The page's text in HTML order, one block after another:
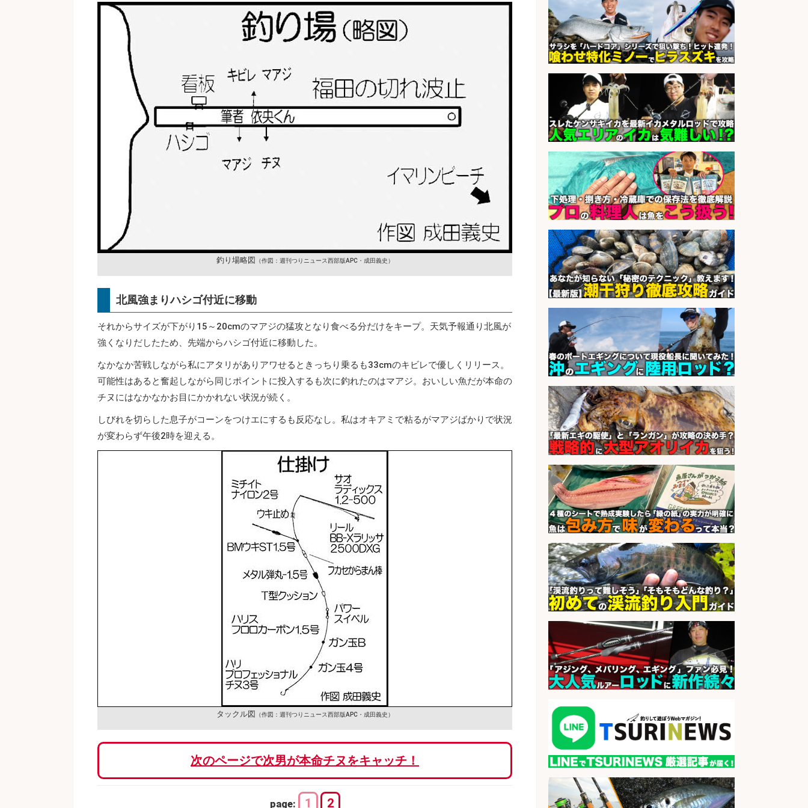
釣り場略図 （作図：週刊つりニュース西部版APC・成田義史）
北風強まりハシゴ付近に移動
それからサイズが下がり15～20cmのマアジの猛攻となり食べる分だけをキープ。天気予報通り北風が
強くなりだしたため、先端からハシゴ付近に移動した。
なかなか苦戦しながら私にアタリがありアワせるときっちり乗るも33cmのキビレで優しくリリース。
可能性はあると奮起しながら同じポイントに投入するも次に釣れたのはマアジ。おいしい魚だが本命の
チヌにはなかなかお目にかかれない状況が続く。
しびれを切らした息子がコーンをつけエにするも反応なし。私はオキアミで粘るがマアジばかりで状況
が変わらず午後2時を迎える。
タックル図 （作図：週刊つりニュース西部版APC・成田義史）
次のページで次男が本命チヌをキャッチ！
page: 1 2
会社名 UTエージェント株式会社
sponsored by 求人ボックス
さらに求人情報を見る